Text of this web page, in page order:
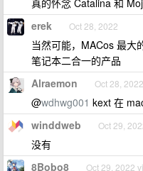
真的怀念 Catalina 和
erek Oct 28, 2022
当然可能，MACos 最大
笔记本二合一的产品
Alraemon Oct 28, 2022
@wdhwg001 kext 在
winddweb Oct 29,
没有
8Bobo8 Oct 29, 2022